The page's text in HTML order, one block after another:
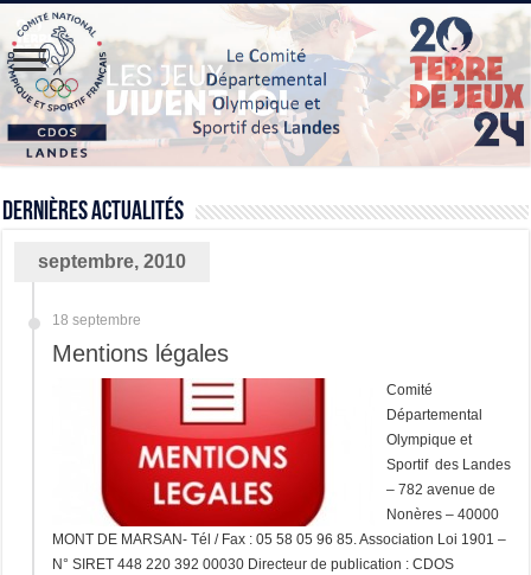
Dernières actualités
septembre, 2010
18 septembre
Mentions légales
Comité
Départemental
Olympique et
Sportif des Landes
– 782 avenue de
Nonères – 40000
MONT DE MARSAN- Tél / Fax : 05 58 05 96 85. Association Loi 1901 –
N° SIRET 448 220 392 00030 Directeur de publication : CDOS